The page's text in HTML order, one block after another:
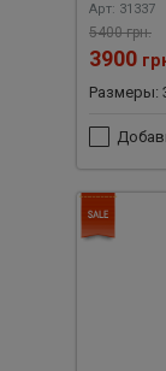
Арт: 31337
5400 грн.
3900
Размеры: